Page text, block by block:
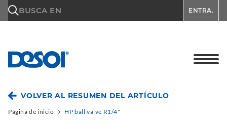
BUSCA EN ENTRA.
VOLVER AL RESUMEN DEL ARTÍCULO
Página de inicio HP ball valve R1/4"